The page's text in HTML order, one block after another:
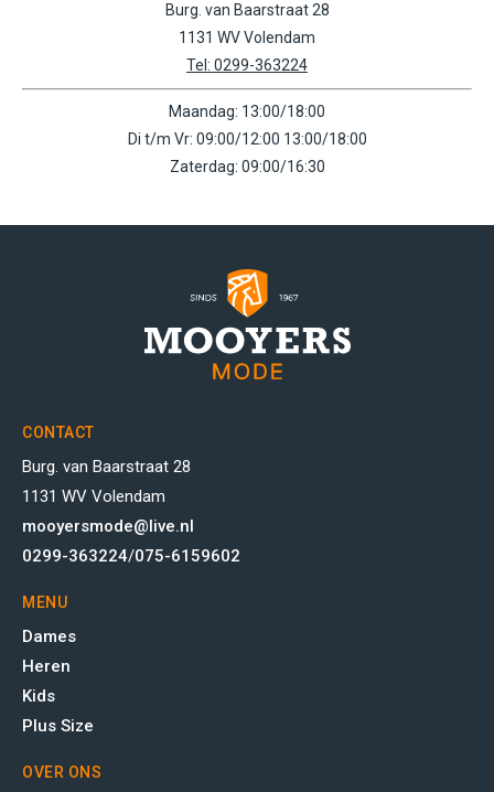
Burg. van Baarstraat 28
1131 WV Volendam
Tel: 0299-363224
Maandag: 13:00/18:00
Di t/m Vr: 09:00/12:00 13:00/18:00
Zaterdag: 09:00/16:30
CONTACT
Burg. van Baarstraat 28
1131 WV Volendam
mooyersmode@live.nl
0299-363224/075-6159602
MENU
Dames
Heren
Kids
Plus Size
OVER ONS